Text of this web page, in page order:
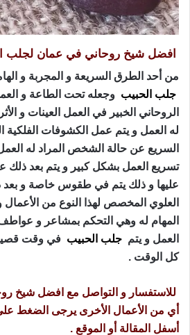
افضل شيخ روحاني في عمان لجلب
من أحد الطرق السريعة و المجربة و
جلب الحبيب وجعله تحت الطاعة و
الروحاني الخبير في العمل العينات و
له العمل و يتم عمل الكشوفات
السريع عن حالة الشخص المراد له
تسريع العمل بشكل كبير و يتم بعد ذلك
عليها و ذلك يتم في طقوس خاصة و بعد
العلوي المخصص لهذا النوع من الأعمال
المهام له وهي التحكم بمشاعر و
العمل و يتم جلب الحبيب في وقت
كل الوقت .
للاستفسار و التواصل مع افضل شيخ
أي من الأعمال الأخرى يرجى الضغط
أسفل المقالة أو الموقع .